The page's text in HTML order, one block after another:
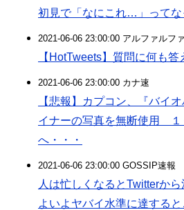
初見で「なにこれ…」って
2021-06-06 23:00:00 アルファルフ
【HotTweets】質問に何も答
2021-06-06 23:00:00 カナ速
【悲報】カプコン、『バイ
イナーの写真を無断使用 １
へ・・・
2021-06-06 23:00:00 GOSSIP速報
人は忙しくなるとTwitterか
よいよヤバイ水準に達すると